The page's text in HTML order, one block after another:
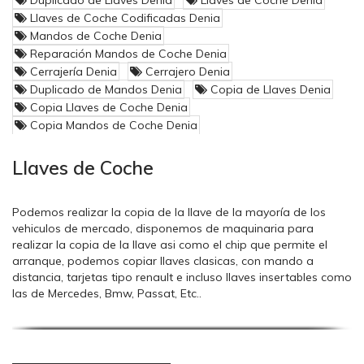
Defectos en la Centralita de Control
del Motor
Como cualquier pieza electrónica, la unidad de control del
motor esta expuesta a deterioraos producto del propio
funcionamiento o por acidentes o malas practicas, también se
puede averiar.
Fallos típicos
son conexiones defectuosas, daños producidos
La avería de otros componentes del coche, como pueden ser
Reparación de Centralitas
En Mundollaves.com estamos especializados en la reparación
de la electrónica del automóvil, nuestra experiencia nos dice
que los fallos en las centralitas del motor suelen repetirse la
Llaves de Coche Codificadas Denia
Mandos de Coche Denia
Reparación Mandos de Coche Denia
Cerrajería Denia
Cerrajero Denia
Duplicado de Mandos Denia
Copia de Llaves Denia
Copia Llaves de Coche Denia
Copia Mandos de Coche Denia
Llaves de Coche
Podemos realizar la copia de la llave de la mayoría de los
vehiculos de mercado, disponemos de maquinaria para
realizar la copia de la llave asi como el chip que permite el
arranque, podemos copiar llaves clasicas, con mando a
distancia, tarjetas tipo renault e incluso llaves insertables como
las de Mercedes, Bmw, Passat, Etc..
Si lo que necesita es una mando o llave nueva, encuentre su